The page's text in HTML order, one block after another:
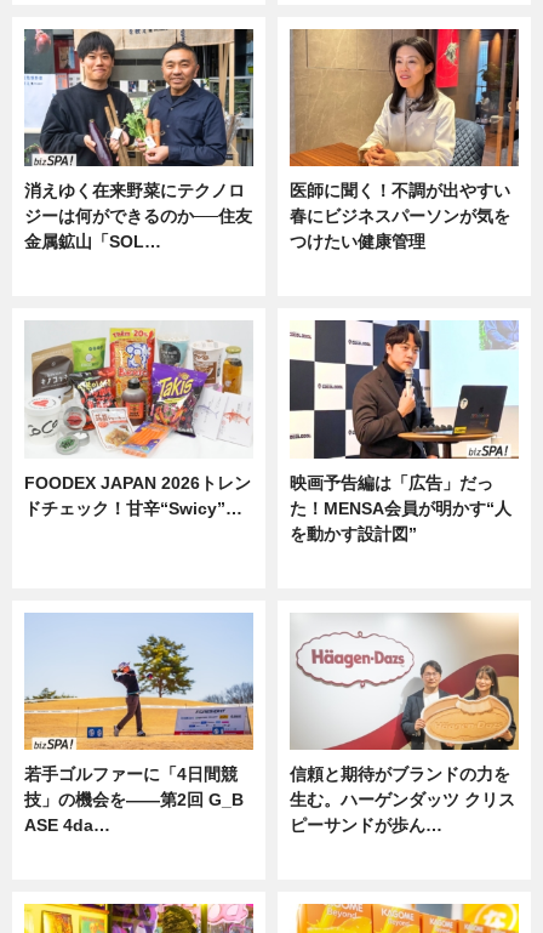
消えゆく在来野菜にテクノロ
ジーは何ができるのか──住友
金属鉱山「SOL…
医師に聞く！不調が出やすい
春にビジネスパーソンが気を
つけたい健康管理
FOODEX JAPAN 2026トレン
ドチェック！甘辛“Swicy”…
映画予告編は「広告」だっ
た！MENSA会員が明かす“人
を動かす設計図”
若手ゴルファーに「4日間競
技」の機会を——第2回 G_B
ASE 4da…
信頼と期待がブランドの力を
生む。ハーゲンダッツ クリス
ピーサンドが歩ん…